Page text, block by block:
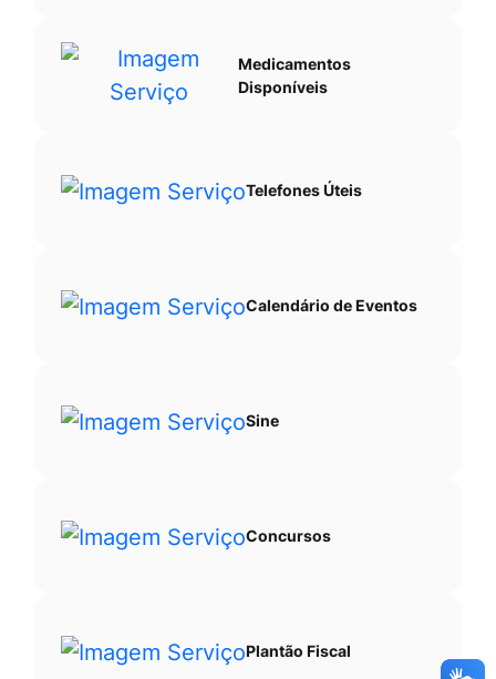
Medicamentos
Disponíveis
Telefones Úteis
Calendário de Eventos
Sine
Concursos
Plantão Fiscal